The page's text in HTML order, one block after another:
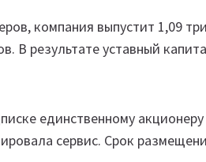
компания выпустит 1,09
В результате уставный
единственному
сервис. Срок